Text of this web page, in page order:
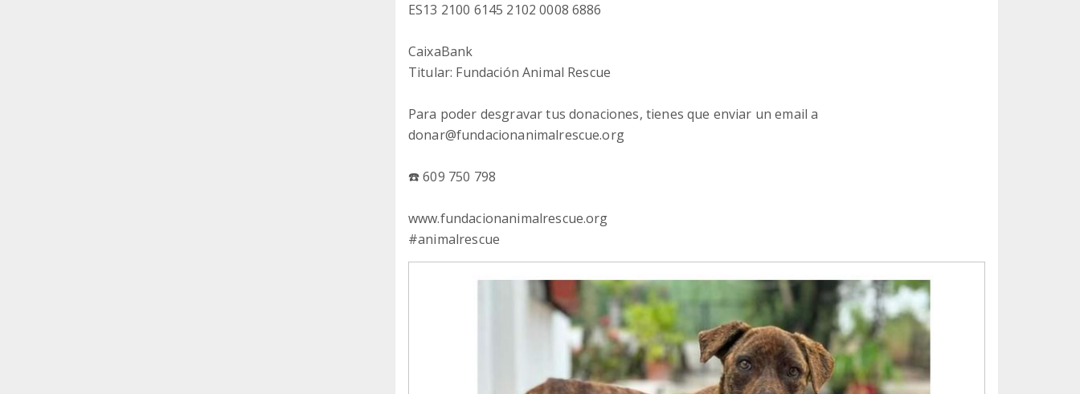
ES13 2100 6145 2102 0008 6886
CaixaBank
Titular: Fundación Animal Rescue
Para poder desgravar tus donaciones, tienes que enviar un email a
donar@fundacionanimalrescue.org
☎️ 609 750 798
www.fundacionanimalrescue.org
#animalrescue